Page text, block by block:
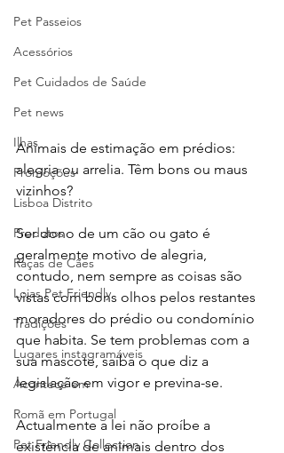
Pet Passeios
Acessórios
Pet Cuidados de Saúde
Pet news
Ilhas
Promoções
Lisboa Distrito
Produtos
Raças de Cães
Lojas Pet Friendly
Tradições
Lugares instagramáveis
Acontece em
Romã em Portugal
Pet Friendly Collection
Animais de estimação em prédios:
alegria ou arrelia. Têm bons ou maus
vizinhos?
Ser dono de um cão ou gato é
geralmente motivo de alegria,
contudo, nem sempre as coisas são
vistas com bons olhos pelos restantes
moradores do prédio ou condomínio
que habita. Se tem problemas com a
sua mascote, saiba o que diz a
legislação em vigor e previna-se.
Actualmente a lei não proíbe a
existência de animais dentro dos